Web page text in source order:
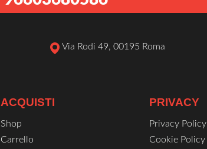
del
Via Rodi 49, 00195 Roma
ACQUISTI
Shop
Carrello
PRIVACY
Privacy Policy
Cookie Policy